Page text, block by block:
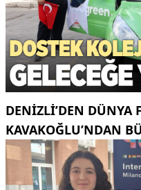
DENIZLI’DEN DÜNYA
KAVAKOĞLU’NDAN